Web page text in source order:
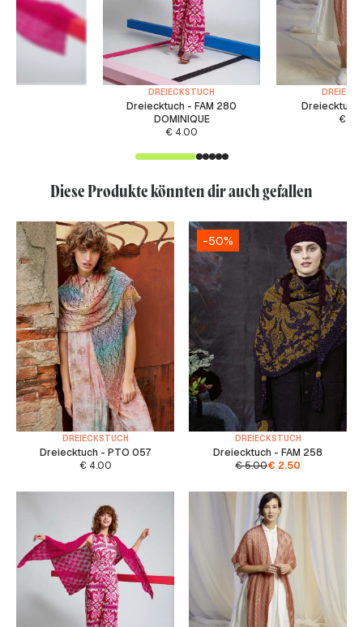
DREIECKSTUCH
Dreiecktuch - FAM 280
DOMINIQUE
€ 4.00
Dreiecktuch
€
Diese Produkte könnten dir auch gefallen
DREIECKSTUCH
Dreiecktuch - PTO 057
€4.00
-50%
DREIECKSTUCH
Dreiecktuch - FAM 258
€5.00€ 2.50